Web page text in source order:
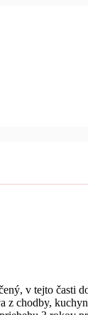
v tejto časti
chodby,